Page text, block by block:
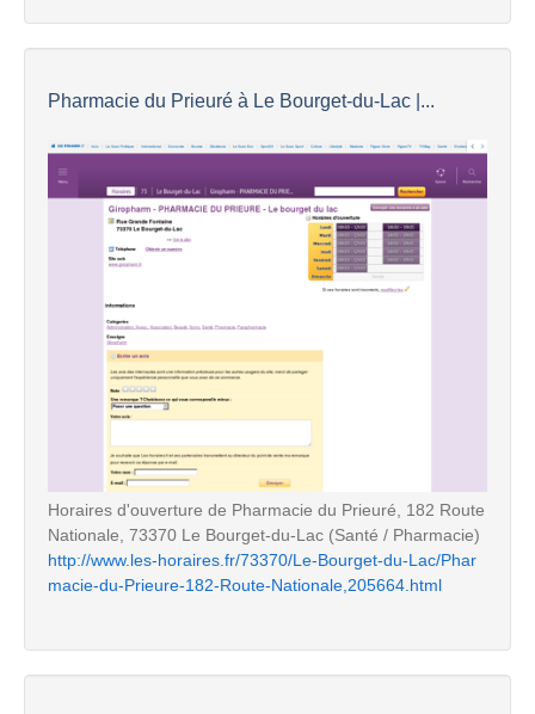
Pharmacie du Prieuré à Le Bourget-du-Lac |...
Horaires d'ouverture de Pharmacie du Prieuré, 182 Route
Nationale, 73370 Le Bourget-du-Lac (Santé / Pharmacie)
http://www.les-horaires.fr/73370/Le-Bourget-du-Lac/Phar
macie-du-Prieure-182-Route-Nationale,205664.html